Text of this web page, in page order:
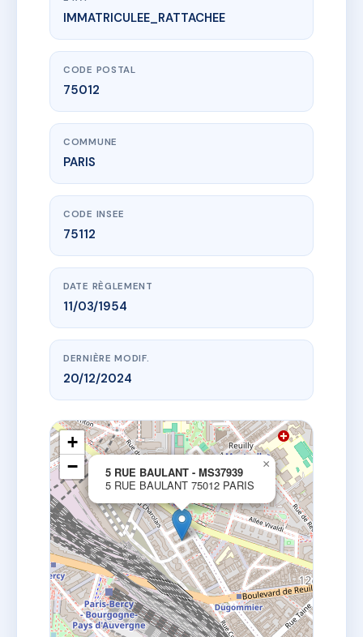
www.vme.plus/AC6503908
5 RUE BAULANT - MS37939
5 Rue Baulant
IMMATRICULEE_RATTACHEE
CODE POSTAL
75012
COMMUNE
PARIS
CODE INSEE
75112
DATE RÈGLEMENT
11/03/1954
DERNIÈRE MODIF.
20/12/2024
5 RUE BAULANT - MS37939
5 RUE BAULANT 75012 PARIS
×
+
−